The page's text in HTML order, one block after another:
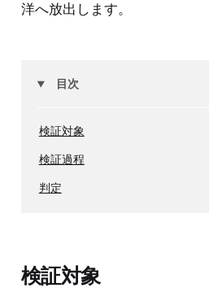
洋へ放出します。
目次
検証対象
検証過程
判定
検証対象